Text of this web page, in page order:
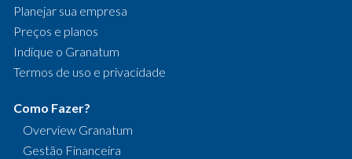
Planejar sua empresa
Preços e planos
Indique o Granatum
Termos de uso e privacidade
Como Fazer?
Overview Granatum
Gestão Financeira